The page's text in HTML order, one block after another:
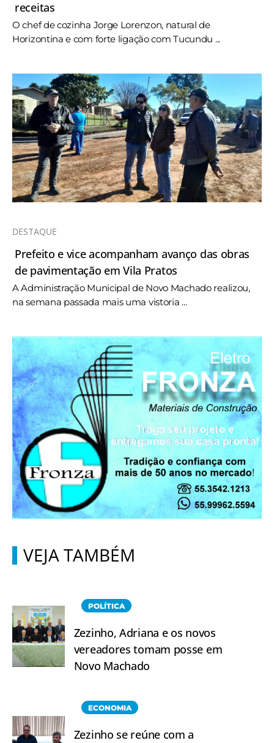
receitas
O chef de cozinha Jorge Lorenzon, natural de
Horizontina e com forte ligação com Tucundu ...
DESTAQUE
Prefeito e vice acompanham avanço das obras
de pavimentação em Vila Pratos
A Administração Municipal de Novo Machado realizou,
na semana passada mais uma vistoria ...
VEJA TAMBÉM
POLÍTICA
Zezinho, Adriana e os novos
vereadores tomam posse em
Novo Machado
ECONOMIA
Zezinho se reúne com a